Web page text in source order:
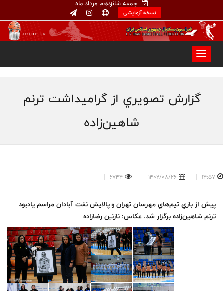
جمعه شانزدهم مرداد ماه
نسخه آزمایشی
گزارش تصويري از گراميداشت ترنم
شاهين‌زاده
14:57
1402/08/26
6744
پيش از بازي تيم‌هاي مهرسان تهران و پالايش نفت آبادان مراسم يادبود
ترنم شاهين‌زاده برگزار شد. عكاس: نازنين رضازاده